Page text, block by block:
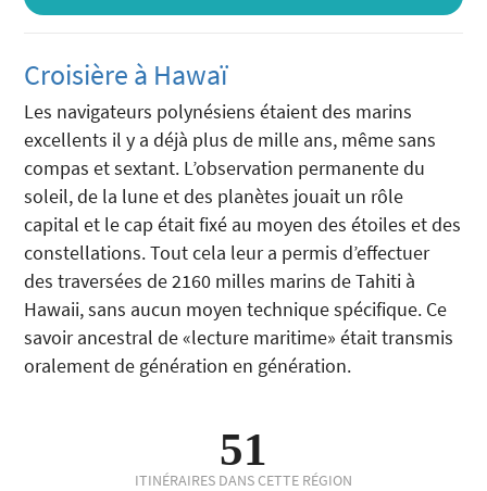
Croisière à Hawaï
Les navigateurs polynésiens étaient des marins
excellents il y a déjà plus de mille ans, même sans
compas et sextant. L’observation permanente du
soleil, de la lune et des planètes jouait un rôle
capital et le cap était fixé au moyen des étoiles et des
constellations. Tout cela leur a permis d’effectuer
des traversées de 2160 milles marins de Tahiti à
Hawaii, sans aucun moyen technique spécifique. Ce
savoir ancestral de «lecture maritime» était transmis
oralement de génération en génération.
51
ITINÉRAIRES DANS CETTE RÉGION